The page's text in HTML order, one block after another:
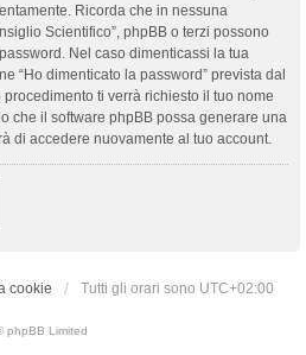
Ricorda che in nessuna
Scientifico”, phpBB o terzi possono
Nel caso dimenticassi la tua
“Ho dimenticato la password” prevista dal
ti verrà richiesto il tuo nome
che il software phpBB possa generare una
di accedere nuovamente al tuo account.
cookie Tutti gli orari sono UTC+02:00
phpBB Limited